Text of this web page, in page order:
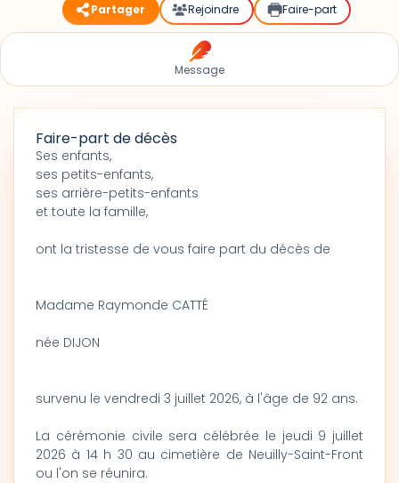
Partager Rejoindre Faire-part
Message
Faire-part de décès
Ses enfants,
ses petits-enfants,
ses arrière-petits-enfants
et toute la famille,
ont la tristesse de vous faire part du décès de
Madame Raymonde CATTÉ
née DIJON
survenu le vendredi 3 juillet 2026, à l'âge de 92 ans.
La cérémonie civile sera célébrée le jeudi 9 juillet
2026 à 14 h 30 au cimetière de Neuilly-Saint-Front
ou l'on se réunira.